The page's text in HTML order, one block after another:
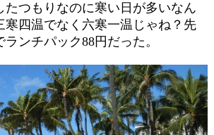
たつもりなのに寒い日が多いなん
寒四温でなく六寒一温じゃね？先
ンチパック88円だった。